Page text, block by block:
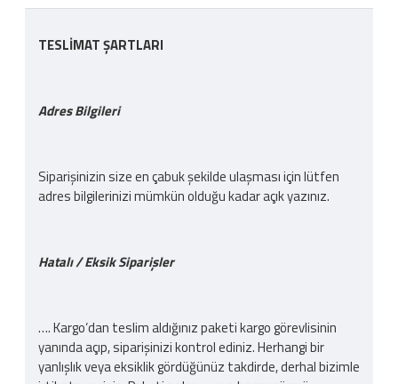
TESLİMAT ŞARTLARI
Adres Bilgileri
Siparişinizin size en çabuk şekilde ulaşması için lütfen
adres bilgilerinizi mümkün olduğu kadar açık yazınız.
Hatalı / Eksik Siparişler
…. Kargo‘dan teslim aldığınız paketi kargo görevlisinin
yanında açıp, siparişinizi kontrol ediniz. Herhangi bir
yanlışlık veya eksiklik gördüğünüz takdirde, derhal bizimle